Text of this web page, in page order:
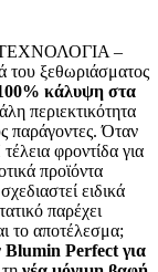
–
ξεθωριάσματος
κάλυψη στα
περιεκτικότητα
παράγοντες. Όταν
φροντίδα για
προϊόντα
ειδικά
παρέχει
το αποτέλεσμα;
Blumin Perfect για